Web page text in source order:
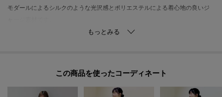
モダールによるシルクのような光沢感とポリエステルによる着心地の良いジ
特殊加工で毛羽を抑えたクリアな素材になっています。
※照明の関係により、実際よりも色味が違って見える場合があります。ま
この商品を使った